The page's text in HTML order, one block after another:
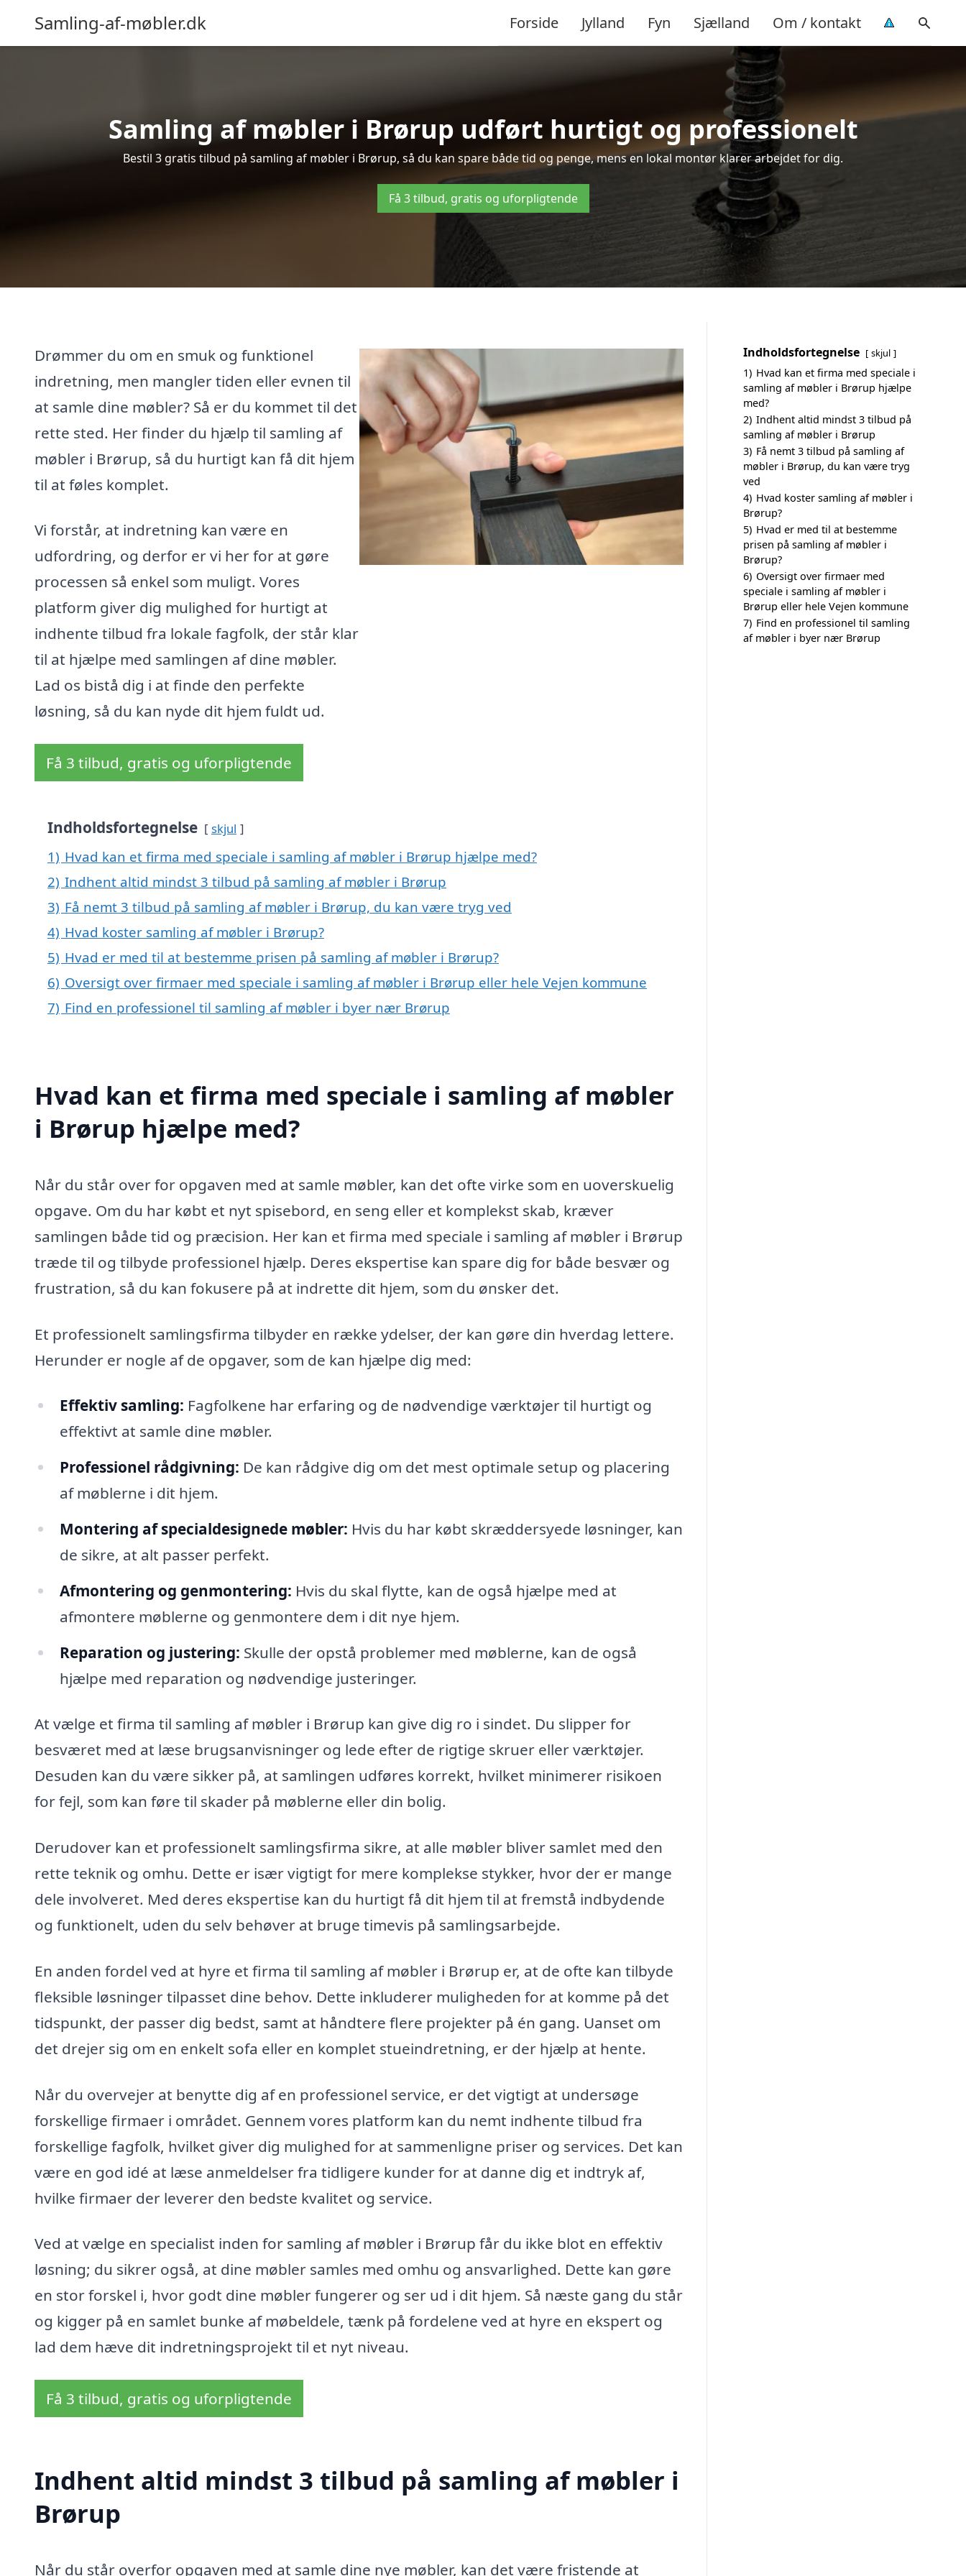
Samling-af-møbler.dk Forside Jylland Fyn Sjælland Om / kontakt
Samling af møbler i Brørup udført hurtigt og professionelt
Bestil 3 gratis tilbud på samling af møbler i Brørup, så du kan spare både tid og penge, mens en lokal montør klarer arbejdet for dig.
Få 3 tilbud, gratis og uforpligtende
Drømmer du om en smuk og funktionel
indretning, men mangler tiden eller evnen til
at samle dine møbler? Så er du kommet til det
rette sted. Her finder du hjælp til samling af
møbler i Brørup, så du hurtigt kan få dit hjem
til at føles komplet.
Vi forstår, at indretning kan være en
udfordring, og derfor er vi her for at gøre
processen så enkel som muligt. Vores
platform giver dig mulighed for hurtigt at
indhente tilbud fra lokale fagfolk, der står klar
til at hjælpe med samlingen af dine møbler.
Lad os bistå dig i at finde den perfekte
løsning, så du kan nyde dit hjem fuldt ud.
Få 3 tilbud, gratis og uforpligtende
Indholdsfortegnelse skjul
1) Hvad kan et firma med speciale i samling af møbler i Brørup hjælpe med?
2) Indhent altid mindst 3 tilbud på samling af møbler i Brørup
3) Få nemt 3 tilbud på samling af møbler i Brørup, du kan være tryg ved
4) Hvad koster samling af møbler i Brørup?
5) Hvad er med til at bestemme prisen på samling af møbler i Brørup?
6) Oversigt over firmaer med speciale i samling af møbler i Brørup eller hele Vejen kommune
7) Find en professionel til samling af møbler i byer nær Brørup
Hvad kan et firma med speciale i samling af møbler
i Brørup hjælpe med?
Når du står over for opgaven med at samle møbler, kan det ofte virke som en uoverskuelig
opgave. Om du har købt et nyt spisebord, en seng eller et komplekst skab, kræver
samlingen både tid og præcision. Her kan et firma med speciale i samling af møbler i Brørup
træde til og tilbyde professionel hjælp. Deres ekspertise kan spare dig for både besvær og
frustration, så du kan fokusere på at indrette dit hjem, som du ønsker det.
Et professionelt samlingsfirma tilbyder en række ydelser, der kan gøre din hverdag lettere.
Herunder er nogle af de opgaver, som de kan hjælpe dig med:
Effektiv samling: Fagfolkene har erfaring og de nødvendige værktøjer til hurtigt og
effektivt at samle dine møbler.
Professionel rådgivning: De kan rådgive dig om det mest optimale setup og placering
af møblerne i dit hjem.
Montering af specialdesignede møbler: Hvis du har købt skræddersyede løsninger, kan
de sikre, at alt passer perfekt.
Afmontering og genmontering: Hvis du skal flytte, kan de også hjælpe med at
afmontere møblerne og genmontere dem i dit nye hjem.
Reparation og justering: Skulle der opstå problemer med møblerne, kan de også
hjælpe med reparation og nødvendige justeringer.
At vælge et firma til samling af møbler i Brørup kan give dig ro i sindet. Du slipper for
besværet med at læse brugsanvisninger og lede efter de rigtige skruer eller værktøjer.
Desuden kan du være sikker på, at samlingen udføres korrekt, hvilket minimerer risikoen
for fejl, som kan føre til skader på møblerne eller din bolig.
Derudover kan et professionelt samlingsfirma sikre, at alle møbler bliver samlet med den
rette teknik og omhu. Dette er især vigtigt for mere komplekse stykker, hvor der er mange
dele involveret. Med deres ekspertise kan du hurtigt få dit hjem til at fremstå indbydende
og funktionelt, uden du selv behøver at bruge timevis på samlingsarbejde.
En anden fordel ved at hyre et firma til samling af møbler i Brørup er, at de ofte kan tilbyde
fleksible løsninger tilpasset dine behov. Dette inkluderer muligheden for at komme på det
tidspunkt, der passer dig bedst, samt at håndtere flere projekter på én gang. Uanset om
det drejer sig om en enkelt sofa eller en komplet stueindretning, er der hjælp at hente.
Når du overvejer at benytte dig af en professionel service, er det vigtigt at undersøge
forskellige firmaer i området. Gennem vores platform kan du nemt indhente tilbud fra
forskellige fagfolk, hvilket giver dig mulighed for at sammenligne priser og services. Det kan
være en god idé at læse anmeldelser fra tidligere kunder for at danne dig et indtryk af,
hvilke firmaer der leverer den bedste kvalitet og service.
Ved at vælge en specialist inden for samling af møbler i Brørup får du ikke blot en effektiv
løsning; du sikrer også, at dine møbler samles med omhu og ansvarlighed. Dette kan gøre
en stor forskel i, hvor godt dine møbler fungerer og ser ud i dit hjem. Så næste gang du står
og kigger på en samlet bunke af møbeldele, tænk på fordelene ved at hyre en ekspert og
lad dem hæve dit indretningsprojekt til et nyt niveau.
Få 3 tilbud, gratis og uforpligtende
Indhent altid mindst 3 tilbud på samling af møbler i
Brørup
Når du står overfor opgaven med at samle dine nye møbler, kan det være fristende at
Indholdsfortegnelse skjul
1) Hvad kan et firma med speciale i
samling af møbler i Brørup hjælpe
med?
2) Indhent altid mindst 3 tilbud på
samling af møbler i Brørup
3) Få nemt 3 tilbud på samling af
møbler i Brørup, du kan være tryg
ved
4) Hvad koster samling af møbler i
Brørup?
5) Hvad er med til at bestemme
prisen på samling af møbler i
Brørup?
6) Oversigt over firmaer med
speciale i samling af møbler i
Brørup eller hele Vejen kommune
7) Find en professionel til samling
af møbler i byer nær Brørup